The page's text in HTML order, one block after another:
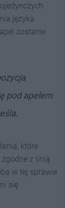
języka
zostanie
pod apelem
które
z linią
w tej sprawie
się